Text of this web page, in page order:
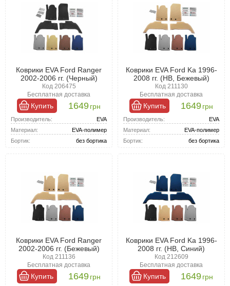
Коврики EVA Ford Ranger
2002-2006 гг. (Черный)
Код 206475
Бесплатная доставка
Купить 1649грн
Производитель:
EVA
Материал:
EVA-полимер
Бортик:
без бортика
Коврики EVA Ford Ka 1996-
2008 гг. (HB, Бежевый)
Код 211130
Бесплатная доставка
Купить 1649грн
Производитель:
EVA
Материал:
EVA-полимер
Бортик:
без бортика
Коврики EVA Ford Ranger
2002-2006 гг. (Бежевый)
Код 211136
Бесплатная доставка
Купить 1649грн
Коврики EVA Ford Ka 1996-
2008 гг. (HB, Синий)
Код 212609
Бесплатная доставка
Купить 1649грн